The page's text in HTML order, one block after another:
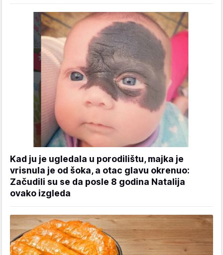
Kad ju je ugledala u porodilištu, majka je
vrisnula je od šoka, a otac glavu okrenuo:
Začudili su se da posle 8 godina Natalija
ovako izgleda